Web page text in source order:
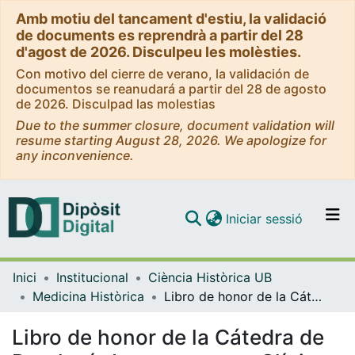
Amb motiu del tancament d'estiu, la validació
de documents es reprendrà a partir del 28
d'agost de 2026. Disculpeu les molèsties.
Con motivo del cierre de verano, la validación de
documentos se reanudará a partir del 28 de agosto
de 2026. Disculpad las molestias
Due to the summer closure, document validation will
resume starting August 28, 2026. We apologize for
any inconvenience.
Navega per tot el DD
Contacte
Iniciar sessió (current)
Inici Institucional
Ciència Històrica UB
Medicina Històrica
Libro de honor de la Cátedra de Patología Interna con su Clínica de la Universidad de Barcelona
Libro de honor de la Cátedra de